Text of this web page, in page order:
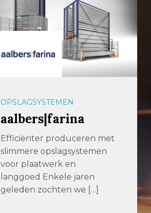
OPSLAGSYSTEMEN
aalbers|farina
Efficiënter produceren met
slimmere opslagsystemen
voor plaatwerk en
langgoed Enkele jaren
geleden zochten we […]